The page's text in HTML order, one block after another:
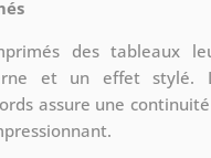
des tableaux
et un effet stylé.
assure une